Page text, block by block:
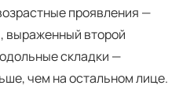
проявления —
выраженный второй
складки —
чем на остальном лице.